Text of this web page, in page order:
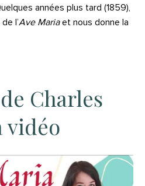
années plus tard (1859),
l’Ave Mariaet nous donne la
Charles
vidéo